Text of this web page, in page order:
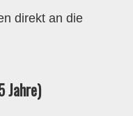
direkt an die
Jahre)